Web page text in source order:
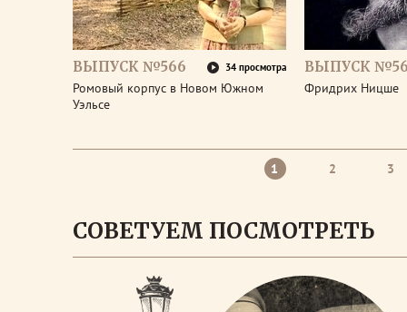
ВЫПУСК №566 34 просмотра
Ромовый корпус в Новом Южном
Уэльсе
ВЫПУСК
Фридрих Ницше
1 2 3
СОВЕТУЕМ ПОСМОТРЕТЬ